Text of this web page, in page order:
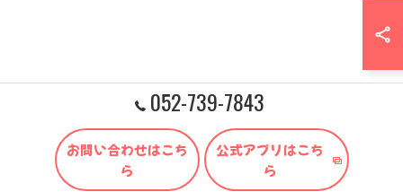
052-739-7843
お問い合わせはこち
ら
公式アプリはこち
ら